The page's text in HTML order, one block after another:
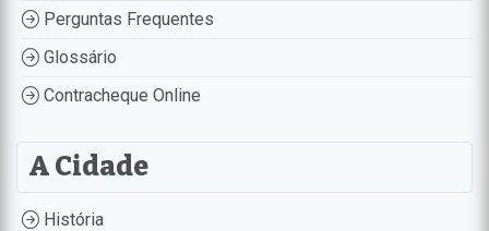
Perguntas Frequentes
Glossário
Contracheque Online
A Cidade
História